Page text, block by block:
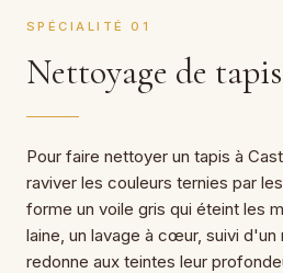
SPÉCIALITÉ 01
Nettoyage de
Pour faire nettoyer un tapis à
raviver les couleurs ternies par
forme un voile gris qui éteint les
laine, un lavage à cœur, suivi d'un
redonne aux teintes leur